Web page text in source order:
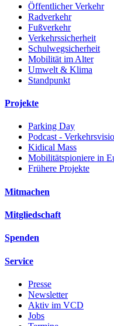
Öffentlicher Verkehr
Radverkehr
Fußverkehr
Verkehrssicherheit
Schulwegsicherheit
Mobilität im Alter
Umwelt & Klima
Standpunkt
Projekte
Parking Day
Podcast -
Kidical Mass
Mobilitätspioniere in
Frühere Projekte
Mitmachen
Mitgliedschaft
Spenden
Service
Presse
Newsletter
Aktiv im VCD
Jobs